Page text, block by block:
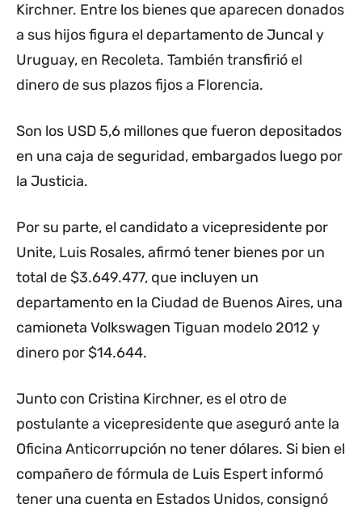
Kirchner. Entre los bienes que aparecen donados
a sus hijos figura el departamento de Juncal y
Uruguay, en Recoleta. También transfirió el
dinero de sus plazos fijos a Florencia.
Son los USD 5,6 millones que fueron depositados
en una caja de seguridad, embargados luego por
la Justicia.
Por su parte, el candidato a vicepresidente por
Unite, Luis Rosales, afirmó tener bienes por un
total de $3.649.477, que incluyen un
departamento en la Ciudad de Buenos Aires, una
camioneta Volkswagen Tiguan modelo 2012 y
dinero por $14.644.
Junto con Cristina Kirchner, es el otro de
postulante a vicepresidente que aseguró ante la
Oficina Anticorrupción no tener dólares. Si bien el
compañero de fórmula de Luis Espert informó
tener una cuenta en Estados Unidos, consignó